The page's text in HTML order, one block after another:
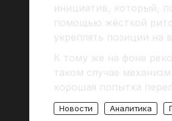
инициатив, который,
помощью жёсткой
укреплять позиции на
К тому же на фоне
таком случае
хорошая попытка
Новости Аналитика